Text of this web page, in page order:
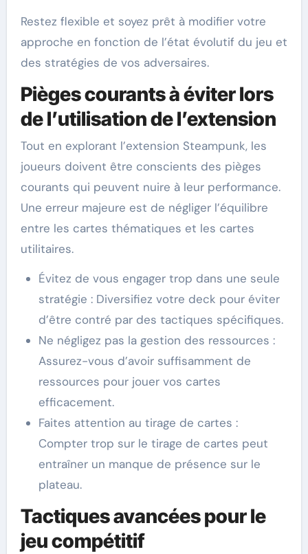
Restez flexible et soyez prêt à modifier votre
approche en fonction de l’état évolutif du jeu et
des stratégies de vos adversaires.
Pièges courants à éviter lors
de l’utilisation de l’extension
Tout en explorant l’extension Steampunk, les
joueurs doivent être conscients des pièges
courants qui peuvent nuire à leur performance.
Une erreur majeure est de négliger l’équilibre
entre les cartes thématiques et les cartes
utilitaires.
Évitez de vous engager trop dans une seule
stratégie : Diversifiez votre deck pour éviter
d’être contré par des tactiques spécifiques.
Ne négligez pas la gestion des ressources :
Assurez-vous d’avoir suffisamment de
ressources pour jouer vos cartes
efficacement.
Faites attention au tirage de cartes :
Compter trop sur le tirage de cartes peut
entraîner un manque de présence sur le
plateau.
Tactiques avancées pour le
jeu compétitif